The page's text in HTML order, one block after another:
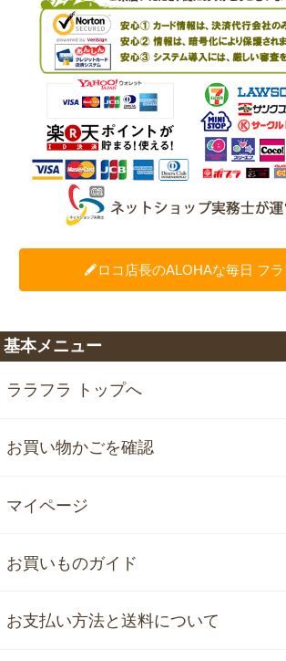
ロコ店長のALOHAな毎日 フ
基本メニュー
ララフラ トップへ
お買い物かごを確認
マイページ
お買いものガイド
お支払い方法と送料について